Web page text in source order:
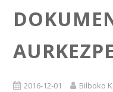
2016-12-01 Bilboko